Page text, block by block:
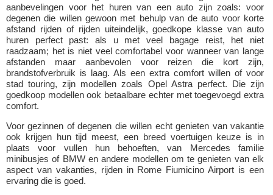
aanbevelingen voor het huren van een auto zijn zoals: voor
degenen die willen gewoon met behulp van de auto voor korte
afstand rijden of rijden uiteindelijk, goedkope klasse van auto
huren perfect past: als u met veel bagage reist, het niet
raadzaam; het is niet veel comfortabel voor wanneer van lange
afstanden maar aanbevolen voor reizen die kort zijn,
brandstofverbruik is laag. Als een extra comfort willen of voor
stad touring, zijn modellen zoals Opel Astra perfect. Die zijn
goedkoop modellen ook betaalbare echter met toegevoegd extra
comfort.
Voor gezinnen of degenen die willen echt genieten van vakantie
ook krijgen hun tijd meest, een breed voertuigen keuze is in
plaats voor vullen hun behoeften, van Mercedes familie
minibusjes of BMW en andere modellen om te genieten van elk
aspect van vakanties, rijden in Rome Fiumicino Airport is een
ervaring die is goed.